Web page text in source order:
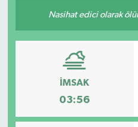
Nasihat edici olarak
İMSAK
03:56